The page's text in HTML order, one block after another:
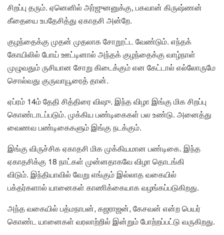
சிறப்பு தரும். ஏனெனில் அர்ஜுனனுக்கு, பகவான் கிருஷ்ணன்
கீதையை உபதேசித்து ஏகாதசி அன்றே.
குழந்தைக்கு முதன் முதலாக சோறூட்ட வேண்டும். எந்தக்
கோயிலில் போய் ஊட்டினால் அந்தக் குழந்தைக்கு வாழ்நாள்
முழுவதும் ருசியான சோறு கிடைக்கும் என கேட்டால் எல்லோருமே
சொல்வது குருவாயூரைத் தான்.
ஏப்ரம் 14ம் தேதி சித்திரை விஷு. இந்த விழா இங்கு மிக சிறப்பு
கொண்டாடப்படும். முக்கிய பண்டிகைகள் பல உண்டு. அனைத்து
வைணவ பண்டிகைகளும் இங்கு நடக்கும்.
இங்கு விருச்சிக ஏகாதசி மிக முக்கியமான பண்டிகை. இந்த
ஏகாதசிக்கு 18 நாட்கள் முன்னதாகவே விழா தொடங்கி
விடும். இந்தியாவில் வேறு எங்கும் இல்லாத வகையில்
பக்தர்களால் யானைகள் காணிக்கையாக வழங்கப்படுகிறது.
அந்த வகையில் பத்மநாபன், கஜராஜன், கேசவன் என்ற பெயர்
கொண்ட யானைகள் வரலாற்றில் இன்றும் போற்றப்பட்டு வருகிறது.